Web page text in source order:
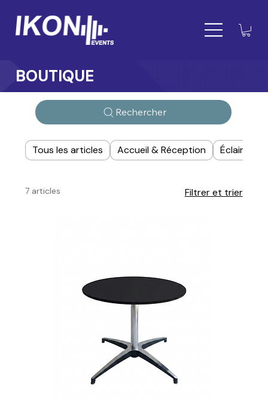
BOUTIQUE
Tous les articles Accueil & Réception Éclairage
7 articles Filtrer et trier
Rechercher